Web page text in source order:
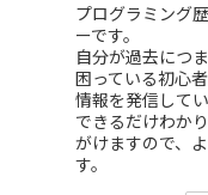
プログラミング
ーです。
自分が過去につ
困っている初心
情報を発信してい
できるだけわか
がけますので、
す。